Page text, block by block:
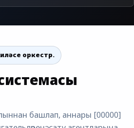
оркестр.
системасы
башлап, аннары [00000]